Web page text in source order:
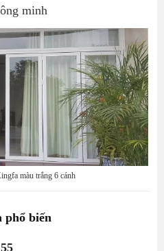
minh
màu trắng 6 cánh
phổ biến